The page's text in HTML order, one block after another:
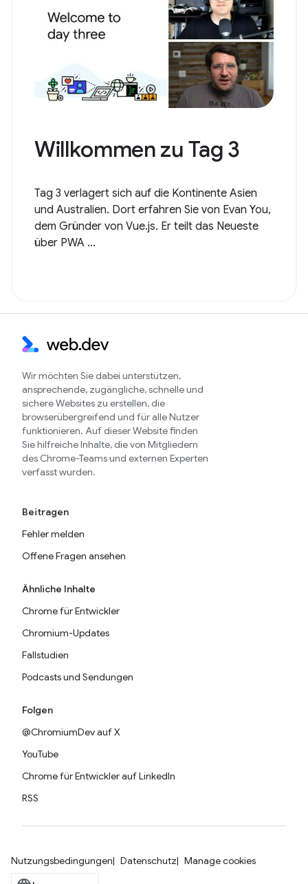
Willkommen zu Tag 3
Tag 3 verlagert sich auf die Kontinente Asien
und Australien. Dort erfahren Sie von Evan You,
dem Gründer von Vue.js. Er teilt das Neueste
über PWA ...
Wir möchten Sie dabei unterstützen,
ansprechende, zugängliche, schnelle und
sichere Websites zu erstellen, die
browserübergreifend und für alle Nutzer
funktionieren. Auf dieser Website finden
Sie hilfreiche Inhalte, die von Mitgliedern
des Chrome-Teams und externen Experten
verfasst wurden.
Beitragen
Fehler melden
Offene Fragen ansehen
Ähnliche Inhalte
Chrome für Entwickler
Chromium-Updates
Fallstudien
Podcasts und Sendungen
Folgen
@ChromiumDev auf X
YouTube
Chrome für Entwickler auf LinkedIn
RSS
Nutzungsbedingungen Datenschutz Manage cookies